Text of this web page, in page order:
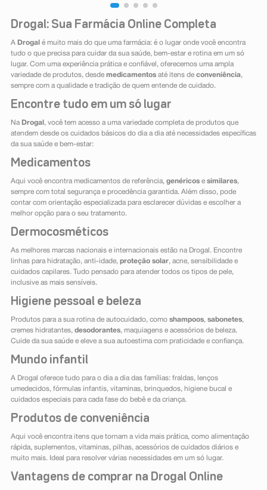
Drogal: Sua Farmácia Online Completa
A Drogal é muito mais do que uma farmácia: é o lugar onde você encontra
tudo o que precisa para cuidar da sua saúde, bem-estar e rotina em um só
lugar. Com uma experiência prática e confiável, oferecemos uma ampla
variedade de produtos, desde medicamentosaté itens de conveniência,
sempre com a qualidade e tradição de quem entende de cuidado.
Encontre tudo em um só lugar
Na Drogal , você tem acesso a uma variedade completa de produtos que
atendem desde os cuidados básicos do dia a dia até necessidades específicas
da sua saúde e bem-estar:
Medicamentos
Aqui você encontra medicamentos de referência, genéricose similares,
sempre com total segurança e procedência garantida. Além disso, pode
contar com orientação especializada para esclarecer dúvidas e escolher a
melhor opção para o seu tratamento.
Dermocosméticos
As melhores marcas nacionais e internacionais estão na Drogal. Encontre
linhas para hidratação, anti-idade, proteção solar, acne, sensibilidade e
cuidados capilares. Tudo pensado para atender todos os tipos de pele,
inclusive as mais sensíveis.
Higiene pessoal e beleza
Produtos para a sua rotina de autocuidado, como shampoos, sabonetes,
cremes hidratantes, desodorantes, maquiagens e acessórios de beleza.
Cuide da sua saúde e eleve a sua autoestima com praticidade e confiança.
Mundo infantil
A Drogal oferece tudo para o dia a dia das famílias: fraldas, lenços
umedecidos, fórmulas infantis, vitaminas, brinquedos, higiene bucal e
cuidados especiais para cada fase do bebê e da criança.
Produtos de conveniência
Aqui você encontra itens que tornam a vida mais prática, como alimentação
rápida, suplementos, vitaminas, pilhas, acessórios de cuidados diários e
muito mais. Ideal para resolver várias necessidades em um só lugar.
Vantagens de comprar na Drogal Online